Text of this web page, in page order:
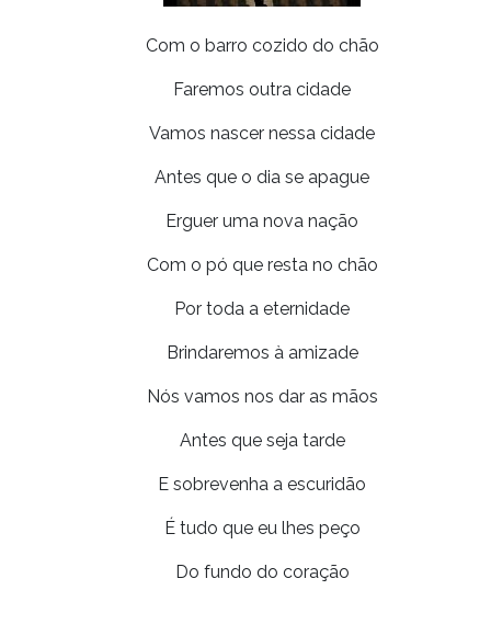
Com o barro cozido do chão
Faremos outra cidade
Vamos nascer nessa cidade
Antes que o dia se apague
Erguer uma nova nação
Com o pó que resta no chão
Por toda a eternidade
Brindaremos à amizade
Nós vamos nos dar as mãos
Antes que seja tarde
E sobrevenha a escuridão
É tudo que eu lhes peço
Do fundo do coração